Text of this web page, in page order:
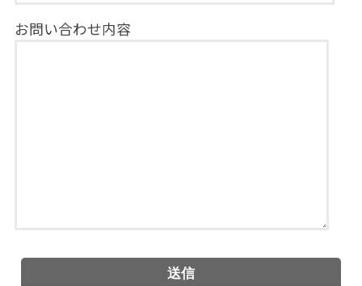
お問い合わせ内容